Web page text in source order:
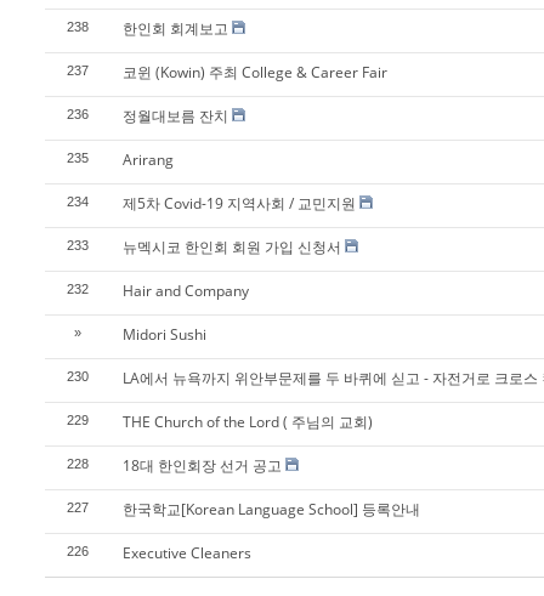
238 한인회 회계보고
237 코윈 (Kowin) 주최 College & Career Fair
236 정월대보름 잔치
235 Arirang
234 제5차 Covid-19 지역사회 / 교민지원
233 뉴멕시코 한인회 회원 가입 신청서
232 Hair and Company
» Midori Sushi
230 LA에서 뉴욕까지 위안부문제를 두 바퀴에 싣고 - 자전거로 크로스
229 THE Church of the Lord ( 주님의 교회)
228 18대 한인회장 선거 공고
227 한국학교[Korean Language School] 등록안내
226 Executive Cleaners